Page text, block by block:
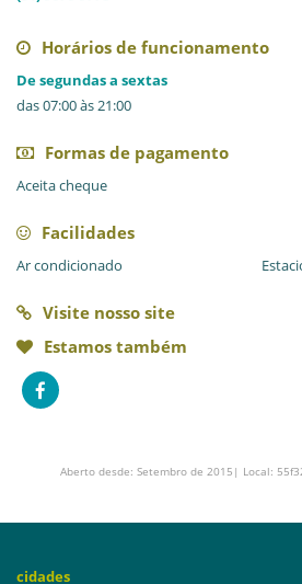
Horários de funcionamento
De segundas a sextas
das 07:00 às 21:00
Formas de pagamento
Aceita cheque
Facilidades
Ar condicionado
Visite nosso site
Estamos também
Aberto desde: Setembro de 2015| Local:
cidades